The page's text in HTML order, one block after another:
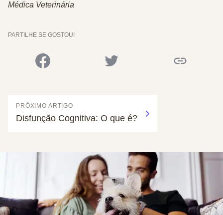
Médica Veterinária
PARTILHE SE GOSTOU!
PRÓXIMO ARTIGO
Disfunção Cognitiva: O que é?